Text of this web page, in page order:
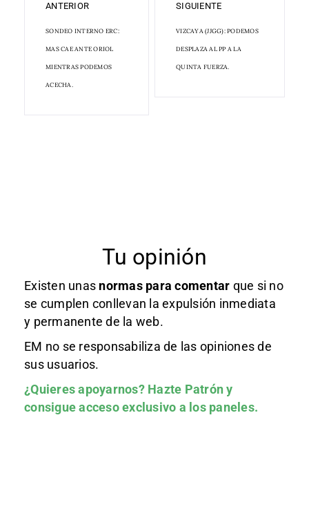
ANTERIOR
SONDEO INTERNO ERC:
MAS CAE ANTE ORIOL
MIENTRAS PODEMOS
ACECHA.
SIGUIENTE
VIZCAYA (JJGG): PODEMOS
DESPLAZA AL PP A LA
QUINTA FUERZA.
Tu opinión
Existen unas normas para comentar que si no
se cumplen conllevan la expulsión inmediata
y permanente de la web.
EM no se responsabiliza de las opiniones de
sus usuarios.
¿Quieres apoyarnos? Hazte Patróny
consigue acceso exclusivo a los paneles.